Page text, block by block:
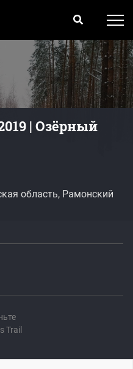
| Озёрный
Trail
область, Рамонский